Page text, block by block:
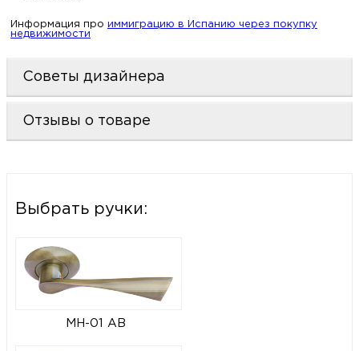
Информация про иммиграцию в Испанию через покупку
недвижимости
Советы дизайнера
Отзывы о товаре
Выбрать ручки:
MH-01 AB